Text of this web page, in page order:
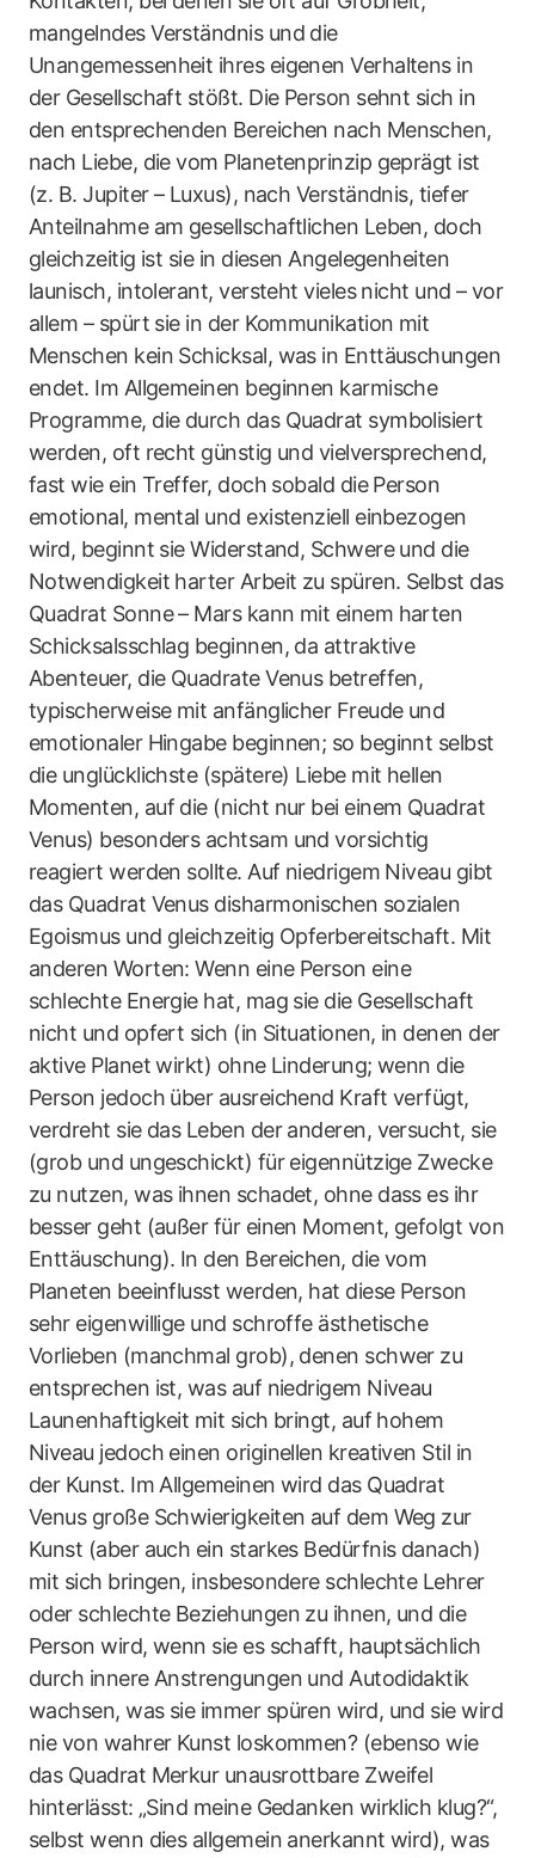
mangelndes Verständnis und die
Unangemessenheit ihres eigenen Verhaltens in
der Gesellschaft stößt. Die Person sehnt sich in
den entsprechenden Bereichen nach Menschen,
nach Liebe, die vom Planetenprinzip geprägt ist
(z. B. Jupiter – Luxus), nach Verständnis, tiefer
Anteilnahme am gesellschaftlichen Leben, doch
gleichzeitig ist sie in diesen Angelegenheiten
launisch, intolerant, versteht vieles nicht und – vor
allem – spürt sie in der Kommunikation mit
Menschen kein Schicksal, was in Enttäuschungen
endet. Im Allgemeinen beginnen karmische
Programme, die durch das Quadrat symbolisiert
werden, oft recht günstig und vielversprechend,
fast wie ein Treffer, doch sobald die Person
emotional, mental und existenziell einbezogen
wird, beginnt sie Widerstand, Schwere und die
Notwendigkeit harter Arbeit zu spüren. Selbst das
Quadrat Sonne – Mars kann mit einem harten
Schicksalsschlag beginnen, da attraktive
Abenteuer, die Quadrate Venus betreffen,
typischerweise mit anfänglicher Freude und
emotionaler Hingabe beginnen; so beginnt selbst
die unglücklichste (spätere) Liebe mit hellen
Momenten, auf die (nicht nur bei einem Quadrat
Venus) besonders achtsam und vorsichtig
reagiert werden sollte. Auf niedrigem Niveau gibt
das Quadrat Venus disharmonischen sozialen
Egoismus und gleichzeitig Opferbereitschaft. Mit
anderen Worten: Wenn eine Person eine
schlechte Energie hat, mag sie die Gesellschaft
nicht und opfert sich (in Situationen, in denen der
aktive Planet wirkt) ohne Linderung; wenn die
Person jedoch über ausreichend Kraft verfügt,
verdreht sie das Leben der anderen, versucht, sie
(grob und ungeschickt) für eigennützige Zwecke
zu nutzen, was ihnen schadet, ohne dass es ihr
besser geht (außer für einen Moment, gefolgt von
Enttäuschung). In den Bereichen, die vom
Planeten beeinflusst werden, hat diese Person
sehr eigenwillige und schroffe ästhetische
Vorlieben (manchmal grob), denen schwer zu
entsprechen ist, was auf niedrigem Niveau
Launenhaftigkeit mit sich bringt, auf hohem
Niveau jedoch einen originellen kreativen Stil in
der Kunst. Im Allgemeinen wird das Quadrat
Venus große Schwierigkeiten auf dem Weg zur
Kunst (aber auch ein starkes Bedürfnis danach)
mit sich bringen, insbesondere schlechte Lehrer
oder schlechte Beziehungen zu ihnen, und die
Person wird, wenn sie es schafft, hauptsächlich
durch innere Anstrengungen und Autodidaktik
wachsen, was sie immer spüren wird, und sie wird
nie von wahrer Kunst loskommen? (ebenso wie
das Quadrat Merkur unausrottbare Zweifel
hinterlässt: „Sind meine Gedanken wirklich klug?“,
selbst wenn dies allgemein anerkannt wird), was